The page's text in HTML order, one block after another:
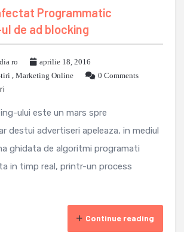
Programmatic
de ad blocking
ro
aprilie 18, 2016
, Marketing Online
0 Comments
ului este un mars spre
destui advertiseri apeleaza, in mediul
ghidata de algoritmi programati
in timp real, printr-un process
Continue reading